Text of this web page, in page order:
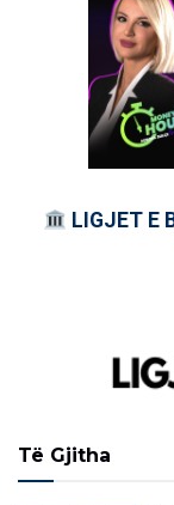
LIGJET E
Të Gjitha